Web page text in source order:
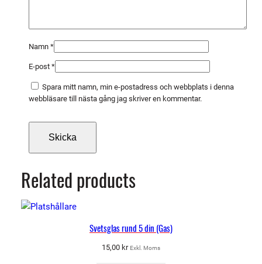
Namn *
E-post *
Spara mitt namn, min e-postadress och webbplats i denna
webbläsare till nästa gång jag skriver en kommentar.
Related products
Svetsglas rund 5 din (Gas)
15,00 kr Exkl. Moms